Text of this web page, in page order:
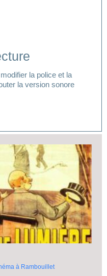
la police et la
la version sonore
accéder à votre mode
à Rambouillet